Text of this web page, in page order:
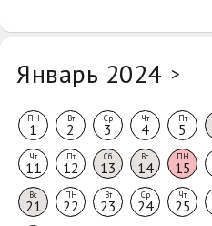
Январь 2024 >
ПН
1
Вт
2
Ср
3
Чт
4
Пт
5
Чт
11
Пт
12
Сб
13
Вс
14
ПН
15
Вс
21
ПН
22
Вт
23
Ср
24
Чт
25